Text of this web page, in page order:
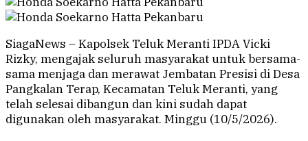
SiagaNews – Kapolsek Teluk Meranti IPDA Vicki
Rizky, mengajak seluruh masyarakat untuk bersama-
sama menjaga dan merawat Jembatan Presisi di Desa
Pangkalan Terap, Kecamatan Teluk Meranti, yang
telah selesai dibangun dan kini sudah dapat
digunakan oleh masyarakat. Minggu (10/5/2026).